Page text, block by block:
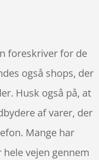
foreskriver for de
også shops, der
Husk også på, at
af varer, der
Mange har
vejen gennem